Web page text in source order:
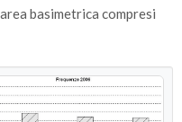
basimetrica compresi